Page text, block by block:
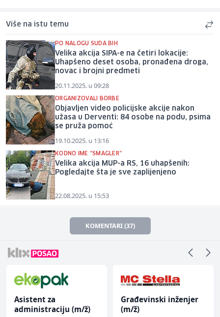
Više na istu temu
PO NALOGU SUDA BIH
Velika akcija SIPA-e na četiri lokacije:
Uhapšeno deset osoba, pronađena droga,
novac i brojni predmeti
20.11.2025. u 09:28
ORGANIZOVALI BORBE
Objavljen video policijske akcije nakon
užasa u Derventi: 84 osobe na podu, psima
se pruža pomoć
19.10.2025. u 13:16
KODNO IME "SMAGLER"
Velika akcija MUP-a RS, 16 uhapšenih:
Pogledajte šta je sve zaplijenjeno
22.08.2025. u 15:53
KOMENTARI (37)
Asistent za
administraciju (m/ž)
Građevinski inženjer
(m/ž)